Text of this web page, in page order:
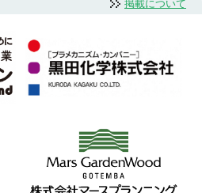
掲載について